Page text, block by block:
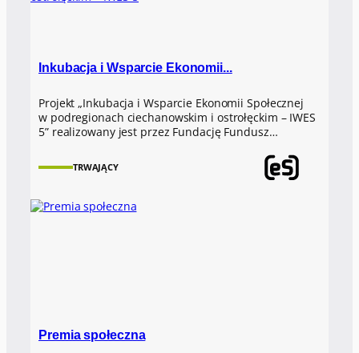
Inkubacja i Wsparcie Ekonomii...
Projekt „Inkubacja i Wsparcie Ekonomii Społecznej
w podregionach ciechanowskim i ostrołęckim – IWES
5” realizowany jest przez Fundację Fundusz…
TRWAJĄCY
Premia społeczna